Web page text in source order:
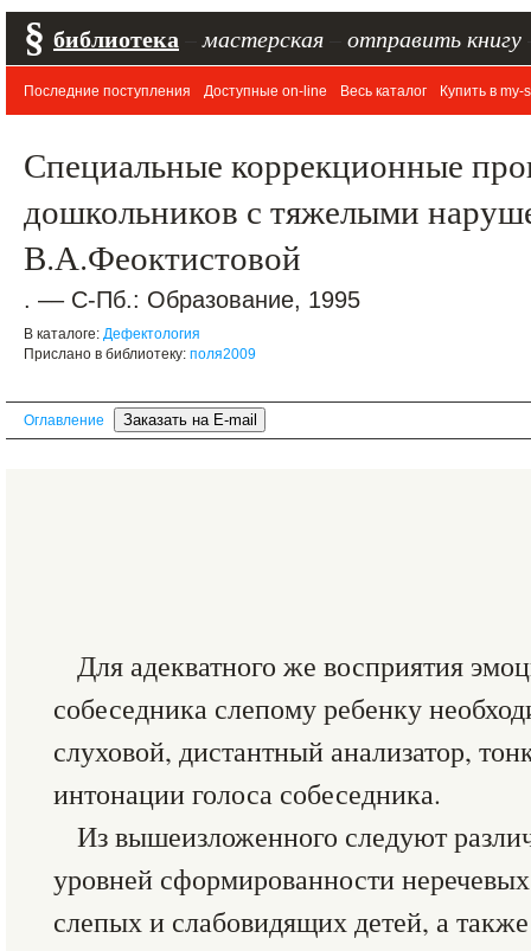
§ библиотека мастерская отправить книгу
Последние поступления Доступные on-line Весь каталог Купить в my-
Специальные коррекционные
дошкольников с тяжелыми
В.А.Феоктистовой
. –– С-Пб.: Образование, 1995
В каталоге: Дефектология
Прислано в библиотеку: поля2009
Оглавление
Для адекватного же восприятия
собеседника слепому ребенку
слуховой, дистантный анализатор,
интонации голоса собеседника.
Из вышеизложенного следуют
уровней сформированности
слепых и слабовидящих детей, а